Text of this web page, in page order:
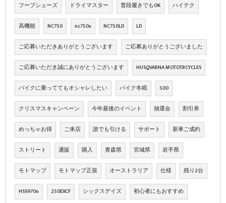
フープシューズ ドライマスター 普段履きでもOK ハイテク
高機能 NC750 nc750x NC750LD LD
ご応募いただきありがとうございます ご応募ありがとうございました
ご応募いただき誠にありがとうございます HUSQVARNA MOTOTRCYCLES
バイクに乗っててもオシャレしたい バイク冬眠 500
クリスマスキャンペーン 今年最後のイベント 抽選会 割引券
めっちゃお得 ご来店 誰でも引ける サポート 新車ご成約
ストリート 通販 購入 青森県 宮城県 岩手県
モトマップ モトマップ正規 オーストラリア 仕様 残り2台
HSS970n 250EXCF シックスデイズ 初心者にもおすすめ